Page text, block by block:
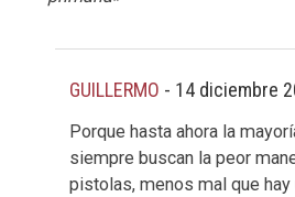
GUILLERMO - 14 diciembre
Porque hasta ahora la
siempre buscan la peor
pistolas, menos mal que hay